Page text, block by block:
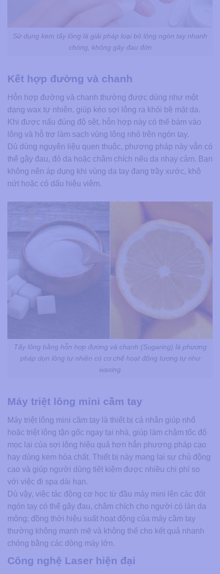
Sử dụng kem tẩy lông là giải pháp loại bỏ lông ngón tay nhanh
chóng, không gây đau đớn
Kết hợp đường và chanh
Hỗn hợp đường và chanh thường được dùng như một
dạng wax tự nhiên, giúp kéo sợi lông ra khỏi bề mặt da.
Khi được nấu đúng độ sệt, hỗn hợp này có thể bám vào
lông và hỗ trợ làm sạch vùng lông nhỏ trên ngón tay.
Dù dùng nguyên liệu quen thuộc, phương pháp này vẫn có
thể gây đau, đỏ da hoặc châm chích nếu da nhạy cảm. Bạn
không nên áp dụng khi vùng da tay đang trầy xước, khô
nứt hoặc có dấu hiệu viêm.
Tẩy lông bằng hỗn hợp đường và chanh (Sugaring) là phương
pháp dọn lông tự nhiên có cơ chế hoạt động tương tự như
waxing
Máy triệt lông mini cầm tay
Máy triệt lông mini cầm tay là thiết bị cá nhân giúp nhổ
hoặc triệt lông tận gốc ngay tại nhà, giúp làm chậm tốc độ
mọc lại của sợi lông hiệu quả hơn hẳn phương pháp cạo
hay dùng kem hóa chất. Thiết bị này mang lại sự chủ động
cao và giúp người dùng tiết kiệm được nhiều chi phí so
với việc đi spa dài hạn.
Dù vậy, việc tác động cơ học từ đầu máy mini lên các đốt
ngón tay có thể gây đau, châm chích cho người có làn da
mỏng; đồng thời hiệu suất hoạt động của máy cầm tay
thường không mạnh mẽ và không thể cho kết quả nhanh
chóng bằng các dòng máy lớn.
Công nghệ Laser hiện đại